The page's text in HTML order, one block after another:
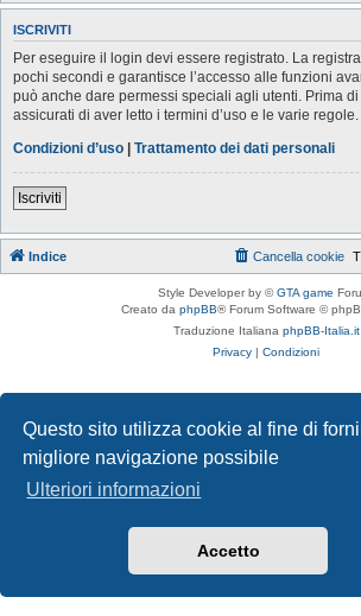
Questo sito utilizza cookie al fine di
migliore navigazione possibile
Ulteriori informazioni
Accetto
ISCRIVITI
Per eseguire il login devi essere registrato. La
pochi secondi e garantisce l’accesso alle funzioni
può anche dare permessi speciali agli utenti. Prima
assicurati di aver letto i termini d’uso e le varie regole.
Condizioni d’uso | Trattamento dei dati personali
Iscriviti
Indice Cancella cookie
Style Developer by ©GTA game
Creato da phpBB® Forum Software ©
Traduzione Italiana phpBB-Italia.it
Privacy | Condizioni